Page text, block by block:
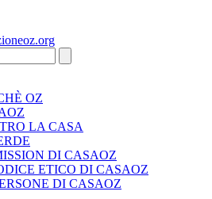
OZ
LA CASA
DI CASAOZ
ETICO DI CASAOZ
DI CASAOZ